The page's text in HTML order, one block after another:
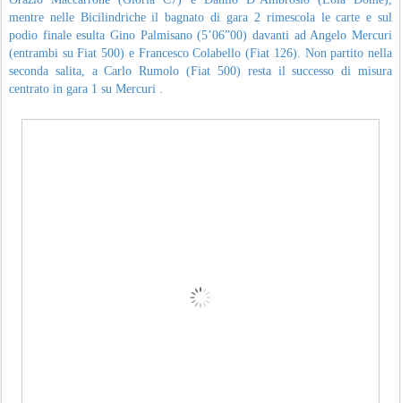
mentre nelle Bicilindriche il bagnato di gara 2 rimescola le carte e sul
podio finale esulta Gino Palmisano (5’06”00) davanti ad Angelo Mercuri
(entrambi su Fiat 500) e Francesco Colabello (Fiat 126). Non partito nella
seconda salita, a Carlo Rumolo (Fiat 500) resta il successo di misura
centrato in gara 1 su Mercuri .